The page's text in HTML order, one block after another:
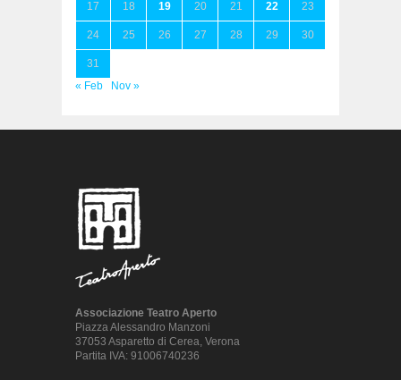
17 18 19 20 21 22 23
24 25 26 27 28 29 30
31
« Feb
Nov »
Associazione Teatro Aperto
Piazza Alessandro Manzoni
37053 Asparetto di Cerea, Verona
Partita IVA: 91006740236